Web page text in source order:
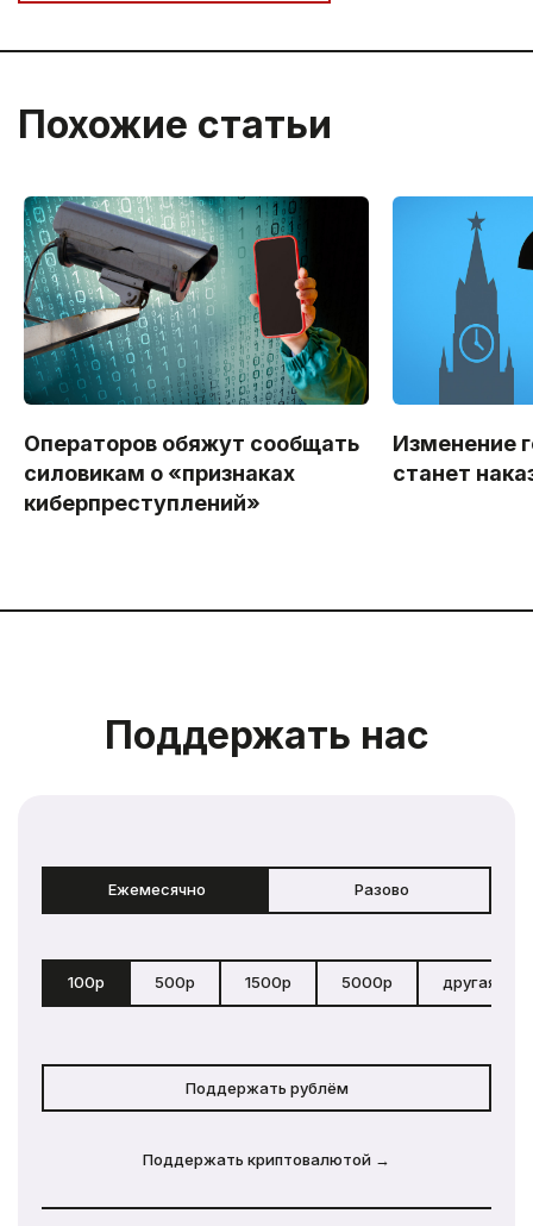
Похожие статьи
Операторов обяжут сообщать
силовикам о «признаках
киберпреступлений»
Изменение
станет
Поддержать нас
Ежемесячно Разово
100р 500р 1500р 5000р другая
Поддержать рублём
Поддержать криптовалютой →